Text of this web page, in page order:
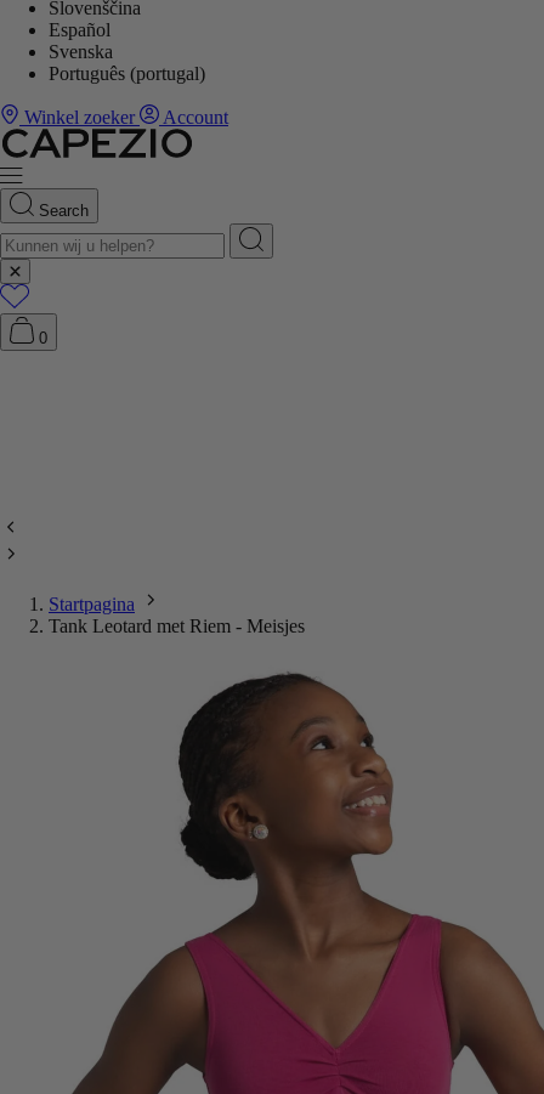
Slovenščina
Español
Svenska
Português (portugal)
Winkel zoeker Account
Search
0
Startpagina
Tank Leotard met Riem - Meisjes